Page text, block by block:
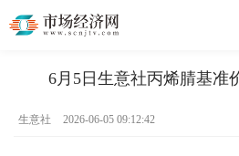
6月5日生意社丙烯腈基准
生意社 2026-06-05 09:12:42